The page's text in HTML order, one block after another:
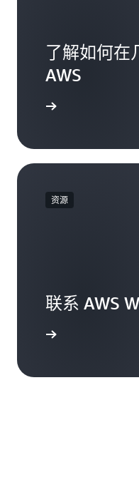
了解如何在
AWS
资源
联系 AWS